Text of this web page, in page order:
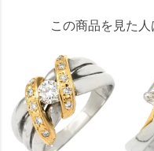
この商品を見た